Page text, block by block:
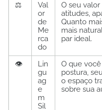
⚖️
Val
or
de
Me
rca
do
O seu
atitudes,
Quanto
mais
par ideal.
👁️
Lin
gu
ag
e
m
Sil
O que
postura,
o espaço
sobre sua